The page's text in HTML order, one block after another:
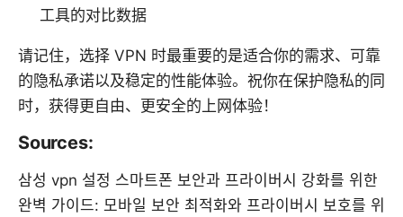
工具的对比数据
请记住，选择 VPN 时最重要的是适合你的需求、可靠
的隐私承诺以及稳定的性能体验。祝你在保护隐私的同
时，获得更自由、更安全的上网体验！
Sources:
삼성 vpn 설정 스마트폰 보안과 프라이버시 강화를 위한
완벽 가이드: 모바일 보안 최적화와 프라이버시 보호를 위